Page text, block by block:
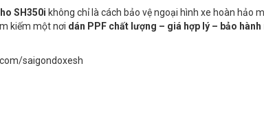
SH350i không chỉ là cách bảo vệ ngoại hình xe hoàn hảo
kiếm một nơi dán PPF chất lượng – giá hợp lý – bảo
saigondoxesh